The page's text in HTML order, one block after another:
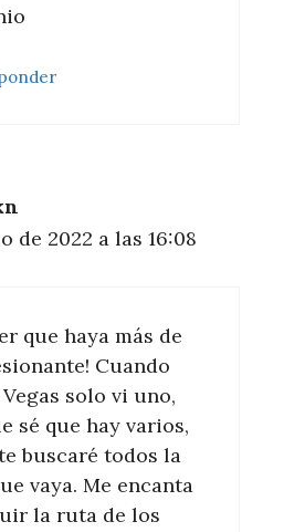
de 2022 a las 16:08
que haya más de
Cuando
solo vi uno,
sé que hay varios,
buscaré todos la
vaya. Me encanta
la ruta de los